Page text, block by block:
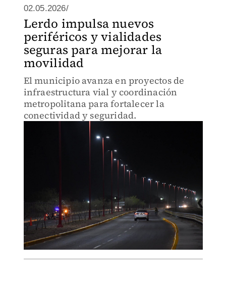
02.05.2026/
Lerdo impulsa nuevos
periféricos y vialidades
seguras para mejorar la
movilidad
El municipio avanza en proyectos de
infraestructura vial y coordinación
metropolitana para fortalecer la
conectividad y seguridad.